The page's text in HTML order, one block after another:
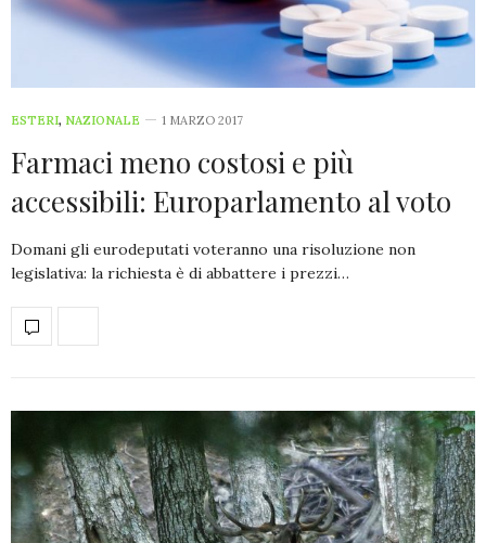
ESTERI, NAZIONALE 1 MARZO 2017
Farmaci meno costosi e più
accessibili: Europarlamento al voto
Domani gli eurodeputati voteranno una risoluzione non
legislativa: la richiesta è di abbattere i prezzi…